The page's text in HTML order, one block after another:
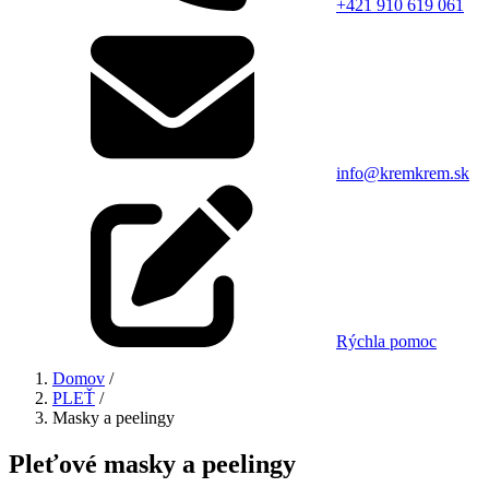
+421 910 619 061
info@kremkrem.sk
Rýchla pomoc
Domov /
PLEŤ /
Masky a peelingy
Pleťové masky a peelingy